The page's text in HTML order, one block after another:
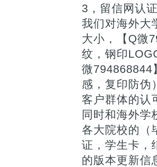
3，留信网认
我们对海外大
大小，【Q微
纹，钢印
微794868844
感，复印防伪
客户群体的认
同时和海外学
各大院校的（
证，学生卡，
的版本更新信